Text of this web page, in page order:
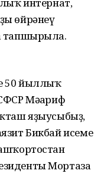
өйрәнеү
тапшырыла.
50 йыллыҡ
Мәғариф
яҙыусыбыҙ,
Бикбай исеме
Мортаза